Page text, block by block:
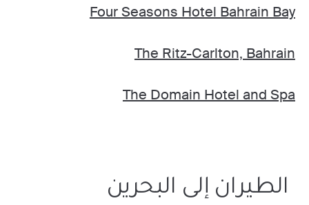
Four Seasons Hotel Bahrain Bay
The Ritz-Carlton, Bahrain
The Domain Hotel and Spa
الطيران إلى البحرين